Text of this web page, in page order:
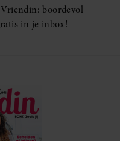
boordevol
in je inbox!